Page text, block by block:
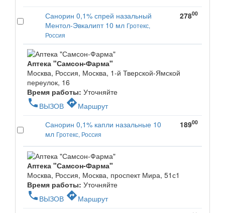
Санорин 0,1% спрей назальный
Ментол-Эвкалипт 10 мл Гротекс,
Россия
27800
Аптека "Самсон-Фарма"
Москва, Россия, Москва, 1-й Тверской-Ямской
переулок, 16
Время работы: Уточняйте
phone ВЫЗОВ directionsМаршрут
Санорин 0,1% капли назальные 10
мл Гротекс, Россия
18900
Аптека "Самсон-Фарма"
Москва, Россия, Москва, проспект Мира, 51с1
Время работы: Уточняйте
phone ВЫЗОВ directionsМаршрут